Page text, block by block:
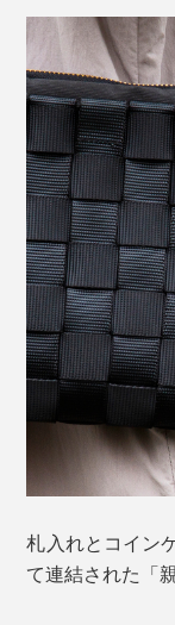
この「遊びウォ
表・篠本氏が自
と考えたことが
当初は「革」で
作を繰り返すう
加工性・耐久性
ままPVCをウォ
ごくシンプルな
枚、コイン20枚
札入れとコイン
て連結された「